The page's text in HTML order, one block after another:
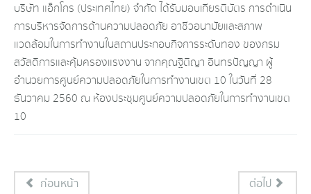
บริษัท แอ็กโกร (ประเทศไทย) จำกัด ได้รับมอบเกียรติบัตร การดำเนิน
การบริหารจัดการด้านความปลอดภัย อาชีวอนามัยและสภาพ
แวดล้อมในการทำงานในสถานประกอบกิจการระดับทอง ของกรม
สวัสดิการและคุ้มครองแรงงาน จากคุณฐิติญา อินทรปัญญา ผู้
อำนวยการศูนย์ความปลอดภัยในการทำงานเขต 10 ในวันที่ 28
ธันวาคม 2560 ณ ห้องประชุมศูนย์ความปลอดภัยในการทำงานเขต
10
ก่อนหน้า ต่อไป